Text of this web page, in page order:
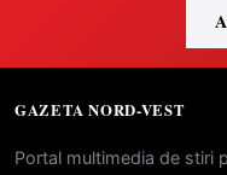
GAZETA NORD-VEST
Portal multimedia de stiri